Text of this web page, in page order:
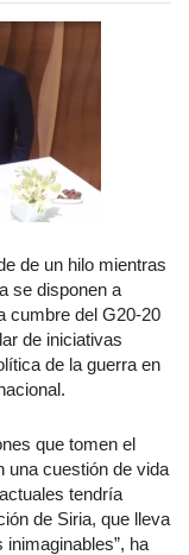
de un hilo mientras
se disponen a
cumbre del G20-20
de iniciativas
de la guerra en
que tomen el
una cuestión de vida
tendría
de Siria, que lleva
ha